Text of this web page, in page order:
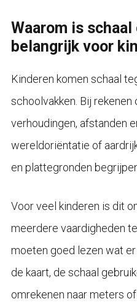
Waarom is
belangrijk voor
Kinderen komen schaal
schoolvakken. Bij
verhoudingen, afstanden
wereldoriëntatie of
en plattegronden
Voor veel kinderen is dit
meerdere vaardigheden
moeten goed lezen wat
de kaart, de schaal
omrekenen naar meters